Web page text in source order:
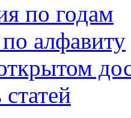
по годам
алфавиту
статей